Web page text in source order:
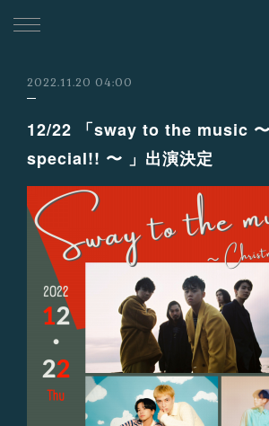
2022.11.20 04:00
12/22 「sway to the music
special!! 〜 」出演決定